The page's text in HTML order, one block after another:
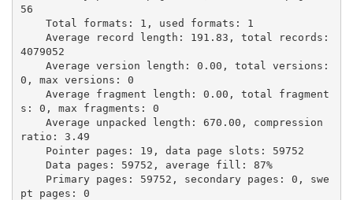
56
4079052
0, max versions: 0
s: 0, max fragments: 0
ratio: 3.49
pt pages: 0